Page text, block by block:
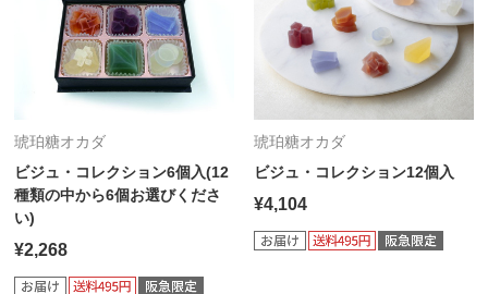
琥珀糖オカダ
ビジュ・コレクション6個入(12
種類の中から6個お選びくださ
い)
¥2,268
琥珀糖オカダ
ビジュ・コレクション12個入
¥4,104